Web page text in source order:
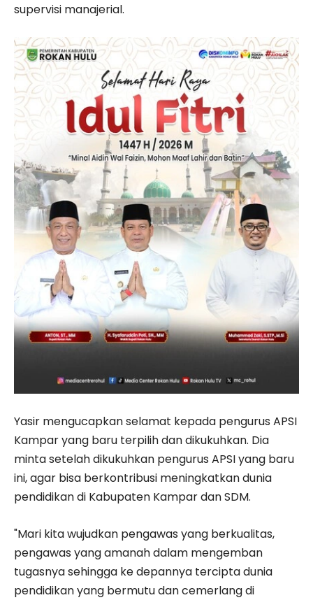
supervisi manajerial.
Yasir mengucapkan selamat kepada pengurus APSI
Kampar yang baru terpilih dan dikukuhkan. Dia
minta setelah dikukuhkan pengurus APSI yang baru
ini, agar bisa berkontribusi meningkatkan dunia
pendidikan di Kabupaten Kampar dan SDM.
"Mari kita wujudkan pengawas yang berkualitas,
pengawas yang amanah dalam mengemban
tugasnya sehingga ke depannya tercipta dunia
pendidikan yang bermutu dan cemerlang di